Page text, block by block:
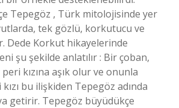
Tepegöz , Türk mitolojisinde yer
tek gözlü, korkutucu ve
Dede Korkut hikayelerinde
şu şekilde anlatılır : Bir çoban,
kızına aşık olur ve onunla
bu ilişkiden Tepegöz adında
getirir. Tepegöz büyüdükçe